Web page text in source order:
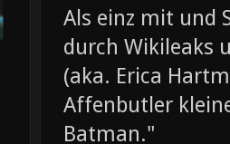
Als einz mit und
durch Wikileaks
(aka. Erica
Affenbutler
Batman."